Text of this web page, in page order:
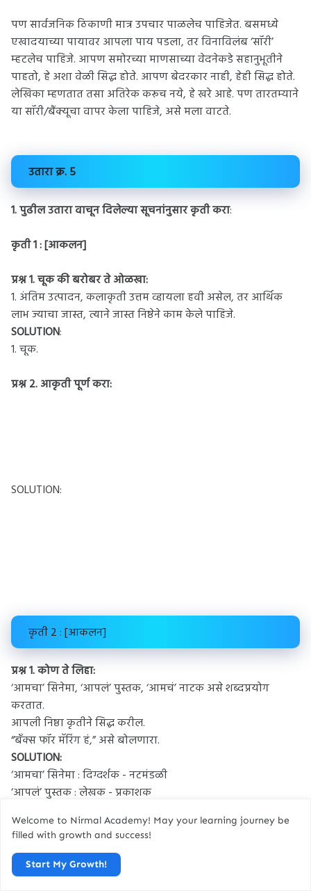
पण सार्वजनिक ठिकाणी मात्र उपचार पाळलेच पाहिजेत. बसमध्ये
एखादयाच्या पायावर आपला पाय पडला, तर विनाविलंब ‘सॉरी’
म्हटलेच पाहिजे. आपण समोरच्या माणसाच्या वेदनेकडे सहानुभूतीने
पाहतो, हे अशा वेळी सिद्ध होते. आपण बेदरकार नाही, हेही सिद्ध होते.
लेखिका म्हणतात तसा अतिरेक करूच नये, हे खरे आहे. पण तारतम्याने
या सॉरी/बैंक्यूचा वापर केला पाहिजे, असे मला वाटते.
उतारा क्र. 5
1. पुढील उतारा वाचून दिलेल्या सूचनांनुसार कृती करा:
कृती 1 : [आकलन]
प्रश्न 1.चूक की बरोबर ते ओळखा:
1. अंतिम उत्पादन, कलाकृती उत्तम व्हायला हवी असेल, तर आर्थिक
लाभ ज्याचा जास्त, त्याने जास्त निष्ठेने काम केले पाहिजे.
SOLUTION:
1. चूक.
प्रश्न 2.आकृती पूर्ण करा:
SOLUTION:
कृती 2 : [आकलन]
प्रश्न 1.कोण ते लिहा:
‘आमचा’ सिनेमा, ‘आपलं’ पुस्तक, ‘आमचं’ नाटक असे शब्दप्रयोग
करतात.
आपली निष्ठा कृतीने सिद्ध करील.
“बँक्स फॉर मॅरिंग हं,” असे बोलणारा.
SOLUTION:
‘आमचा’ सिनेमा : दिग्दर्शक - नटमंडळी
‘आपलं’ पुस्तक : लेखक - प्रकाशक
लेखक.
नवऱ्या मुलाचा मित्र.
प्रश्न 2.जोडीजोडीने व्यवहार करावे लागणाऱ्या तुम्हाला माहीत
Welcome to Nirmal Academy! May your learning journey be
filled with growth and success!
Start My Growth!